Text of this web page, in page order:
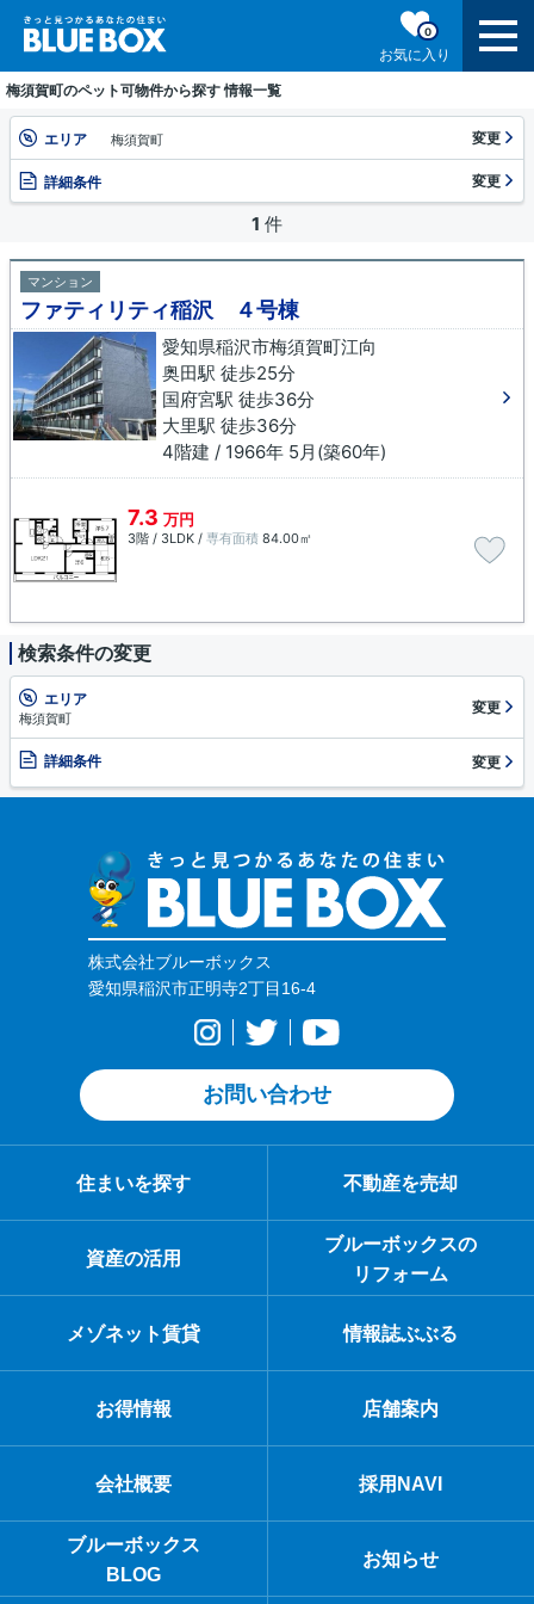
お気に入り
0
梅須賀町のペット可物件から探す 情報一覧
エリア 梅須賀町 変更
詳細条件 変更
1 件
マンション
ファティリティ稲沢 ４号棟
愛知県稲沢市梅須賀町江向
奥田駅 徒歩25分
国府宮駅 徒歩36分
大里駅 徒歩36分
4階建 / 1966年 5月(築60年)
7.3 万円
3階 / 3LDK / 専有面積 84.00㎡
検索条件の変更
エリア
梅須賀町
変更
詳細条件 変更
株式会社ブルーボックス
愛知県稲沢市正明寺2丁目16-4
お問い合わせ
住まいを探す 不動産を売却
資産の活用
ブルーボックスの
リフォーム
メゾネット賃貸 情報誌ぶぶる
お得情報 店舗案内
会社概要 採用NAVI
ブルーボックス
BLOG
お知らせ